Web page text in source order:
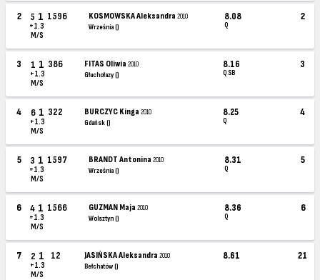
2 5 1
+1.3
M/S
1596 KOSMOWSKA Aleksandra 2010
Września ()
8.08
Q
2
3 1 1
+1.3
M/S
386 FITAS Oliwia2010
Głuchołazy ()
8.16
Q SB
3
4 6 1
+1.3
M/S
322 BURCZYC Kinga2010
Gdańsk ()
8.25
Q
4
5 3 1
+1.3
M/S
1597 BRANDT Antonina 2010
Września ()
8.31
Q
5
6 4 1
+1.3
M/S
1566 GUZMAN Maja 2010
Wolsztyn ()
8.36
Q
6
7 2 1
+1.3
M/S
12 JASIŃSKA Aleksandra2010
Bełchatów ()
8.61 21